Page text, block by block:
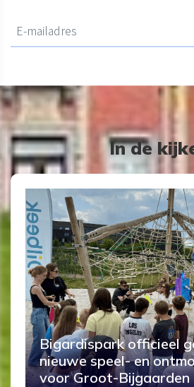
In de
Bigardispark officieel
nieuwe speel- en
voor Groot-Bijgaarden